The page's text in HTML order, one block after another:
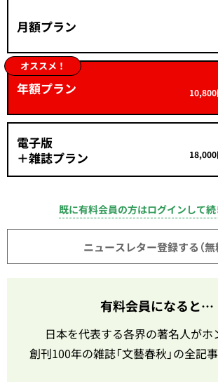
月額プラン
オススメ！
年額プラン
電子版
＋雑誌プラン
既に有料会員の方はログインして
ニュースレター登録する（無
有料会員になると…
日本を代表する各界の著名人がホ
創刊100年の雑誌「文藝春秋」の全記